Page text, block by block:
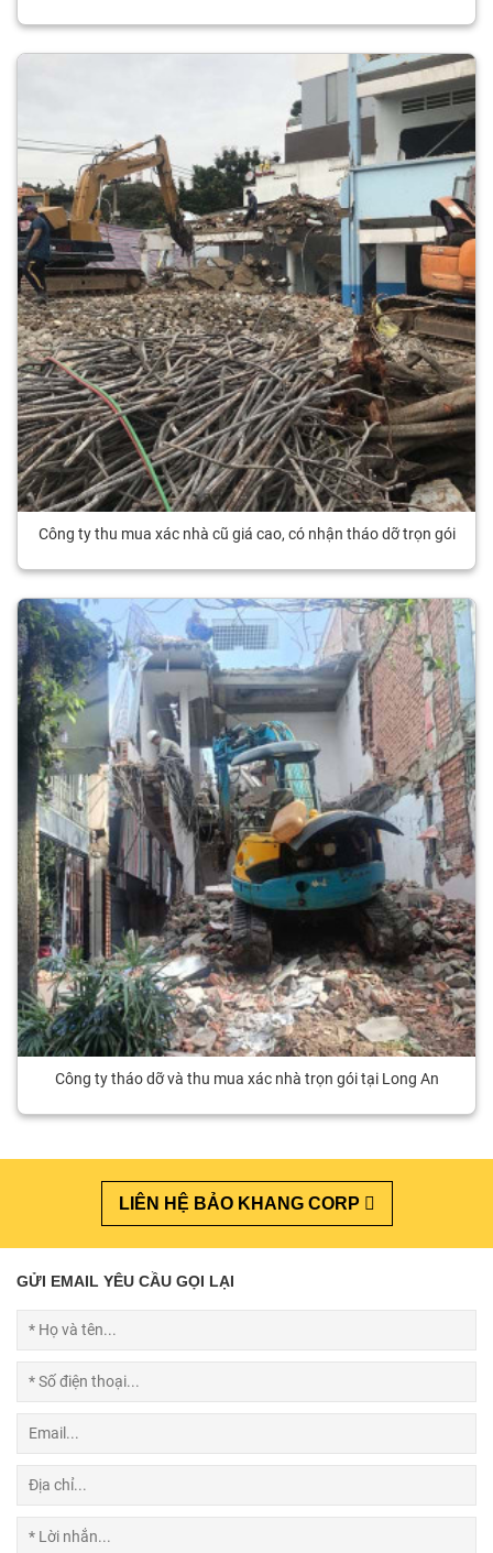
Công ty thu mua xác nhà cũ giá cao, có nhận tháo dỡ trọn gói
Công ty tháo dỡ và thu mua xác nhà trọn gói tại Long An
LIÊN HỆ BẢO KHANG CORP
GỬI EMAIL YÊU CẦU GỌI LẠI